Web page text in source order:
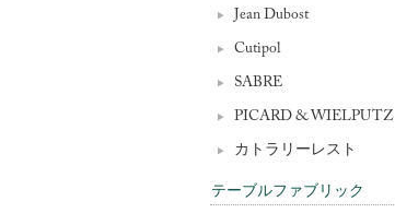
Jean Dubost
Cutipol
SABRE
PICARD & WIELPUTZ
カトラリーレスト
テーブルファブリック